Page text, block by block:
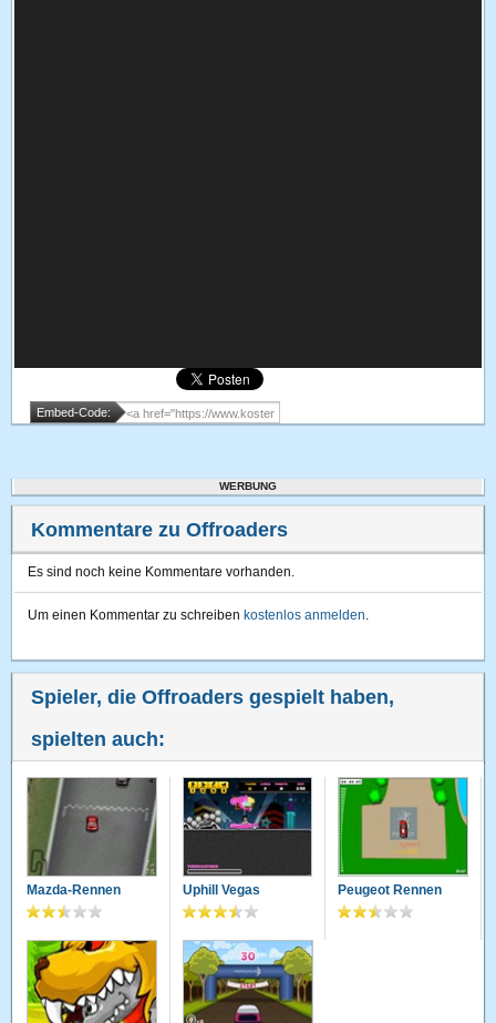
Embed-Code:
WERBUNG
Kommentare zu Offroaders
Es sind noch keine Kommentare vorhanden.
Um einen Kommentar zu schreiben kostenlos anmelden.
Spieler, die Offroaders gespielt haben,
spielten auch:
Mazda-Rennen Uphill Vegas Peugeot Rennen